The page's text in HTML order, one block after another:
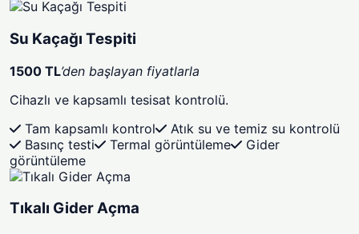
Su Kaçağı Tespiti
1500 TL’den başlayan fiyatlarla
Cihazlı ve kapsamlı tesisat kontrolü.
Tam kapsamlı kontrol
Atık su ve temiz su kontrolü
Basınç testi
Termal görüntüleme
Gider
görüntüleme
Tıkalı Gider Açma